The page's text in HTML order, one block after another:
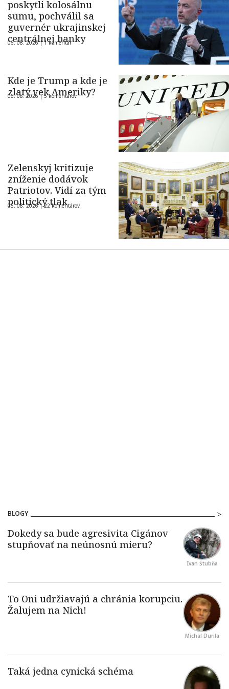
poskytli kolosálnu
sumu, pochválil sa
guvernér ukrajinskej
centrálnej banky
06. 08. 2026 |1 komentár
Kde je Trump a kde je
zlatý vek Ameriky?
06. 08. 2026 |5 komentárov
Zelenskyj kritizuje
zníženie dodávok
Patriotov. Vidí za tým
politický tlak
05. 08. 2026 |22 komentárov
BLOGY
Ivan Štubňa
Michal Durila